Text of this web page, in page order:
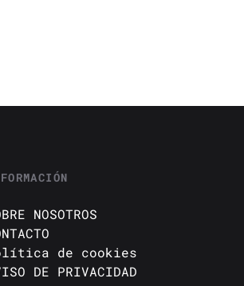
NOSOTROS
de cookies
DE PRIVACIDAD